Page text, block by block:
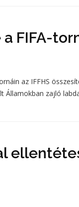
FIFA-
az IFFHS
Államokban zajló